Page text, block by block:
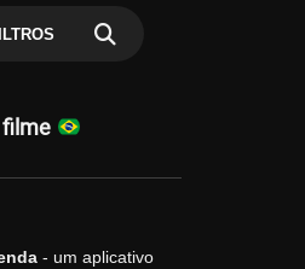
filme
- um aplicativo